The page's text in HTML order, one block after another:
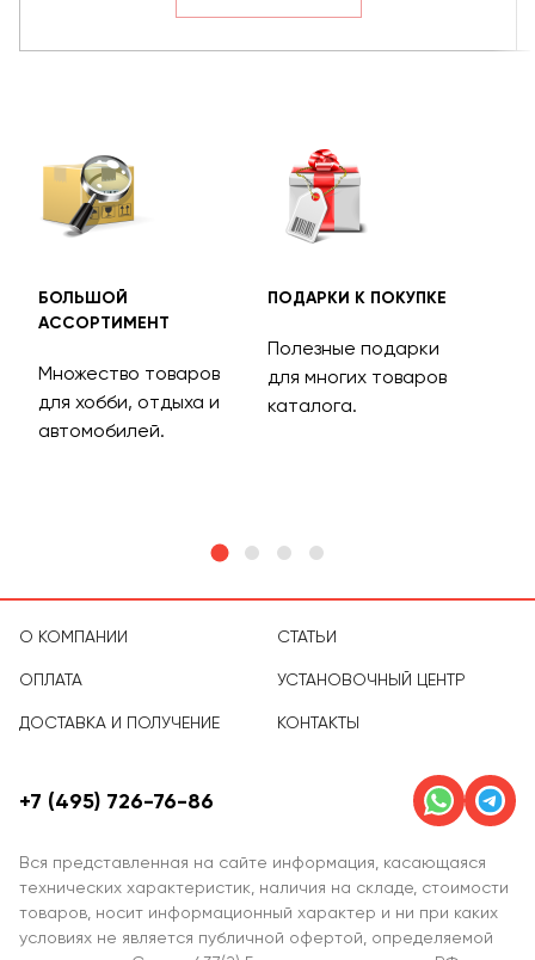
БОЛЬШОЙ
АССОРТИМЕНТ
Множество товаров
для хобби, отдыха и
автомобилей.
ПОДАРКИ К ПОКУПКЕ
Полезные подарки
для многих товаров
каталога.
О КОМПАНИИ
ОПЛАТА
ДОСТАВКА И ПОЛУЧЕНИЕ
СТАТЬИ
УСТАНОВОЧНЫЙ ЦЕНТР
КОНТАКТЫ
Вся представленная на сайте информация, касающаяся
технических характеристик, наличия на складе, стоимости
товаров, носит информационный характер и ни при каких
условиях не является публичной офертой, определяемой
+7 (495) 726-76-86